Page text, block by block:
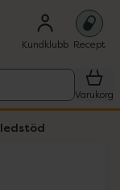
Kundklubb Recept
Varukorg